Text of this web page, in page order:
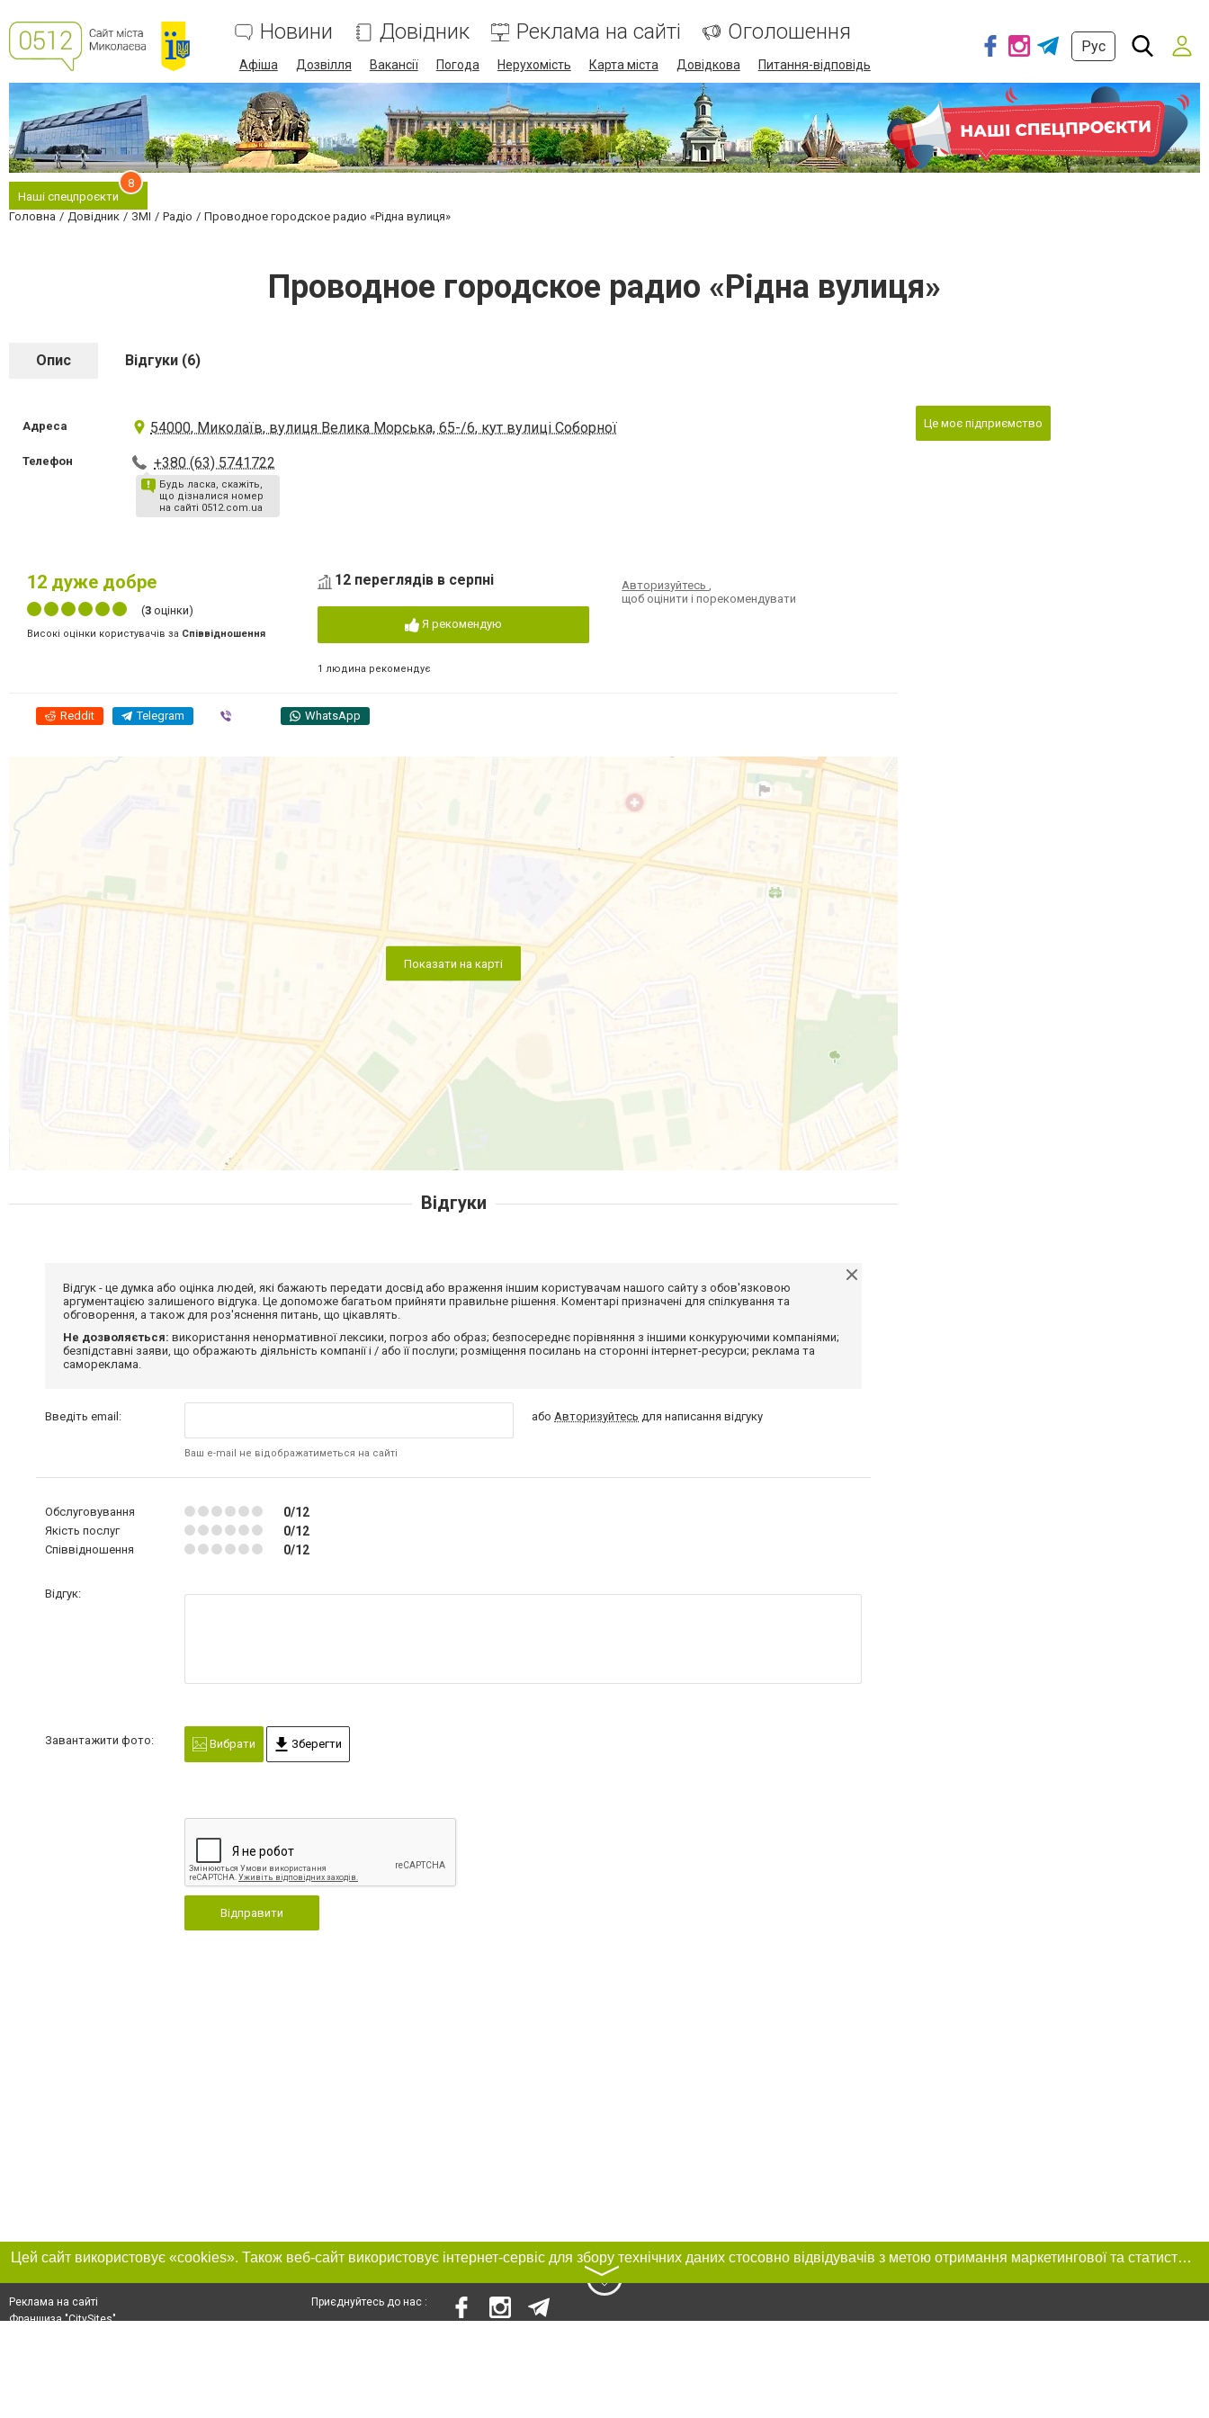
Новини Довідник Реклама на сайті Оголошення
Афіша Дозвілля Вакансії Погода Нерухомість Карта міста Довідкова Питання-відповідь
Рус
Наші спецпроєкти
8
Головна Довідник ЗМІ Радіо Проводное городское радио «Рідна вулиця»
Проводное городское радио «Рідна вулиця»
Опис Відгуки (6)
Адреса 54000, Миколаїв, вулиця Велика Морська, 65-/6, кут вулиці Соборної
Телефон +380 (63) 5741722
Будь ласка, скажіть,
що дізналися номер
на сайті 0512.com.ua
12 дуже добре
(3 оцінки)
Високі оцінки користувачів за Співвідношення
12 переглядів в серпні
Я рекомендую
1 людина рекомендує
Авторизуйтесь,
щоб оцінити і порекомендувати
Reddit Telegram WhatsApp
Показати на карті
Це моє підприємство
Відгуки
Відгук - це думка або оцінка людей, які бажають передати досвід або враження іншим користувачам нашого сайту з обов'язковою
аргументацією залишеного відгука. Це допоможе багатьом прийняти правильне рішення. Коментарі призначені для спілкування та
обговорення, а також для роз'яснення питань, що цікавлять.
Не дозволяється: використання ненормативної лексики, погроз або образ; безпосереднє порівняння з іншими конкуруючими компаніями;
безпідставні заяви, що ображають діяльність компанії і / або її послуги; розміщення посилань на сторонні інтернет-ресурси; реклама та
самореклама.
Введіть email:
Ваш e-mail не відображатиметься на сайті
або Авторизуйтесь для написання відгуку
Обслуговування 0/12
Якість послуг 0/12
Співвідношення 0/12
Відгук:
Завантажити фото: Вибрати Зберегти
Відправити
Цей сайт використовує «cookies». Також веб-сайт використовує інтернет-сервіс для збору технічних даних стосовно відвідувачів з метою отримання маркетингової та статистичної інформації. Умови обробки даних відвідувачів сайту див.
〉
Реклама на сайті
Франшиза "CitySites"
Приєднуйтесь до нас :